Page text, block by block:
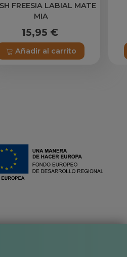
FREESIA LABIAL MATE
MIA
15,95 €
Añadir al carrito